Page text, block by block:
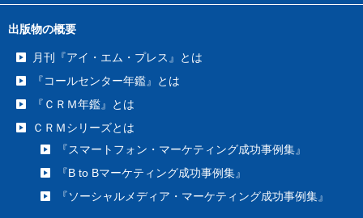
出版物の概要
月刊『アイ・エム・プレス』とは
『コールセンター年鑑』とは
『ＣＲＭ年鑑』とは
ＣＲＭシリーズとは
『スマートフォン・マーケティング成功事例集』
『B to Bマーケティング成功事例集』
『ソーシャルメディア・マーケティング成功事例集』